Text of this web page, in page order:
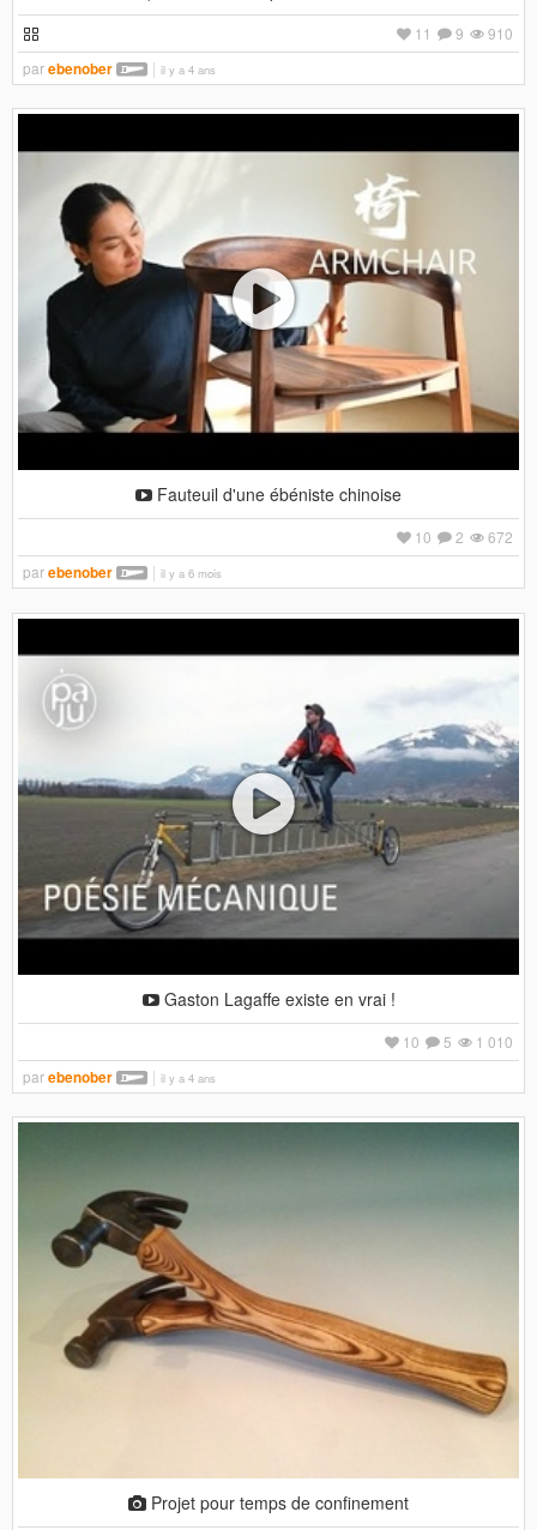
910
9
11
parebenober il y a 4 ans
Fauteuil d'une ébéniste chinoise
672
2
10
parebenober il y a 6 mois
Gaston Lagaffe existe en vrai !
1 010
5
10
parebenober il y a 4 ans
Projet pour temps de confinement